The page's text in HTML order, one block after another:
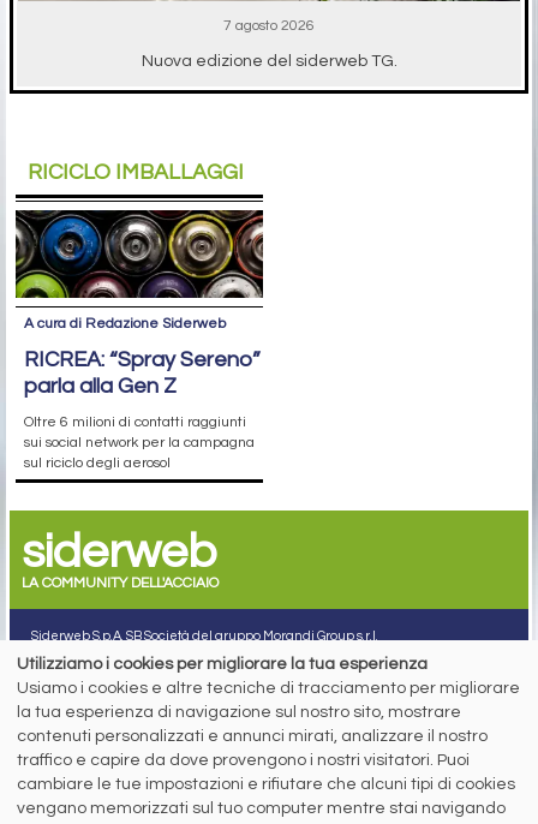
7 agosto 2026
Nuova edizione del siderweb TG.
RICICLO IMBALLAGGI
A cura di Redazione Siderweb
RICREA: “Spray Sereno”
parla alla Gen Z
Oltre 6 milioni di contatti raggiunti
sui social network per la campagna
sul riciclo degli aerosol
siderweb
LA COMMUNITY DELL'ACCIAIO
Siderweb S.p.A. SB Società del gruppo Morandi Group s.r.l.
ISSN 2532-2982
Sede sociale: Flero (Brescia) Via Don Milani 5
E.
info@siderweb.com
Tutti i diritti sono riservati
Utilizziamo i cookies per migliorare la tua esperienza
Usiamo i cookies e altre tecniche di tracciamento per migliorare
la tua esperienza di navigazione sul nostro sito, mostrare
contenuti personalizzati e annunci mirati, analizzare il nostro
traffico e capire da dove provengono i nostri visitatori. Puoi
cambiare le tue impostazioni e rifiutare che alcuni tipi di cookies
vengano memorizzati sul tuo computer mentre stai navigando